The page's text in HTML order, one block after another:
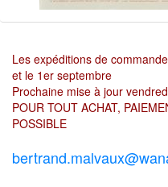
Les expéditions de
et le 1er septembre
Prochaine mise à jour
POUR TOUT ACHAT,
POSSIBLE